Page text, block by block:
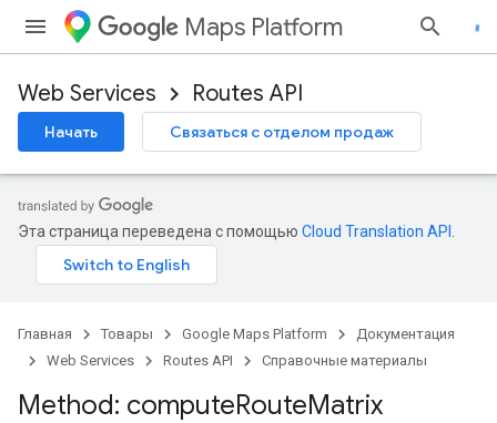
Maps Platform
Web Services Routes API
Начать Связаться с отделом продаж
Эта страница переведена с помощью Cloud Translation API
Главная Товары Google Maps Platform
Документация
Web Services
Routes API Справочные материалы
Method: computeRouteMatrix